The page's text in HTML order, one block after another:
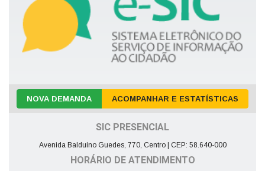
NOVA DEMANDA ACOMPANHAR E ESTATÍSTICAS
SIC PRESENCIAL
Avenida Balduíno Guedes, 770, Centro | CEP: 58.640-000
HORÁRIO DE ATENDIMENTO